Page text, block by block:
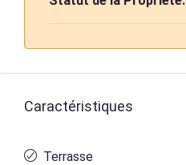
Caractéristiques
Terrasse